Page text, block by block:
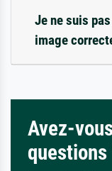
Je ne suis
image
Avez-
questions